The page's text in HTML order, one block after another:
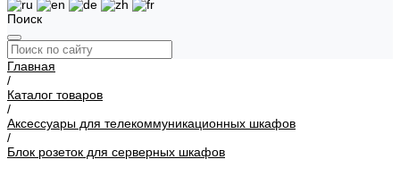
Поиск
Главная
/
Каталог товаров
/
Аксессуары для телекоммуникационных шкафов
/
Блок розеток для серверных шкафов